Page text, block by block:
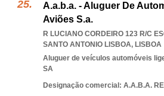
A.a.b.a. - Aluguer De
Aviões S.a.
R LUCIANO CORDEIRO 123 R/C
SANTO ANTONIO LISBOA, LISBOA
Aluguer de veículos automóveis
SA
Designação comercial: A.A.B.A.